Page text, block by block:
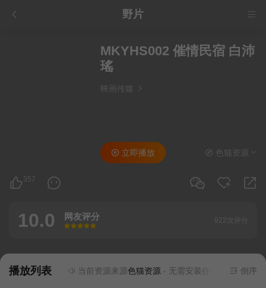
野片
MKYHS002 催情民宿 白沛
瑤
映画传媒
357
立即播放 色猫资源
10.0 网友评分
很差
较差还行推荐力荐
922次评分
播放列表 当前资源来源 色猫资源- 无需安装任何插件 倒序